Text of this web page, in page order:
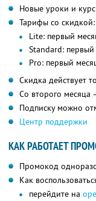
Новые уроки и
Тарифы со скидкой:
Lite: первый
Standard:
Pro: первый
Скидка действует
Со второго месяца
Подписку можно
Центр поддержки
КАК РАБОТАЕТ
Промокод
Как
перейдите на